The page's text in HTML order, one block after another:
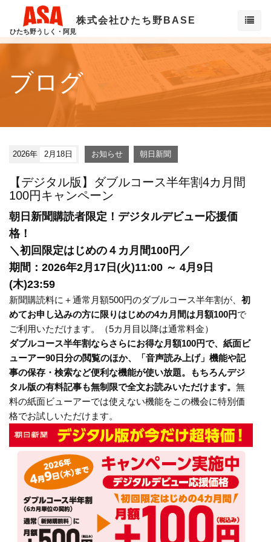
ひたち野うしく・阿見
株式会社ひたち野BASE
ブログ
2026年 2月18日 お知らせ 朝日新聞
【デジタル版】ダブルコース半年割4カ月間
100円キャンペーン
朝日新聞購読者限定！デジタルデビュー応援価
格！
＼初回限定はじめの４カ月間100円／
期間：2026年2月17日(火)11:00 ～ 4月9日
(木)23:59
新聞購読料に＋通常月額500円のダブルコース半年割が、 初
めてお申し込みの方に限りはじめの4カ月間は月額100円で
ご利用いただけます。（5カ月目以降は通常料金）
ダブルコース半年割ならさらにお得な月額100円で、紙面ビ
ューアー90日分の閲覧のほか、「音声読み上げ」機能や記
事の保存・検索など便利な機能が使い放題。もちろんデジ
タル版の有料記事も無制限で全文お読みいただけます。 無
料の紙面ビューアーでは使えない機能をこの機会に特別価
格でお試しいただけます。